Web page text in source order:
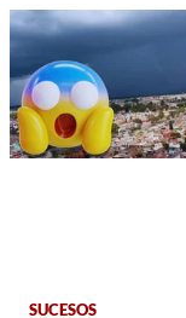
SUCESOS